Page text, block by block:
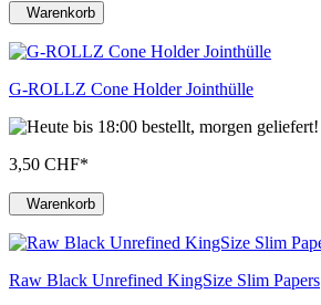
Warenkorb
G-ROLLZ Cone Holder Jointhülle
3,50 CHF*
Warenkorb
Raw Black Unrefined KingSize Slim Papers